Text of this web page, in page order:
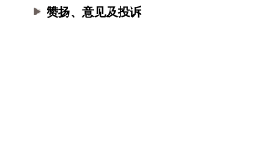
赞扬、意见及投诉